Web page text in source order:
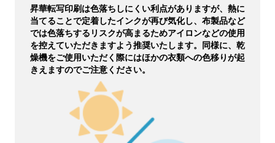
昇華転写印刷は色落ちしにくい利点がありますが、熱に
当てることで定着したインクが再び気化し、布製品など
では色落ちするリスクが高まるためアイロンなどの使用
を控えていただきますよう推奨いたします。同様に、乾
燥機をご使用いただく際にはほかの衣類への色移りが起
きえますのでご注意ください。